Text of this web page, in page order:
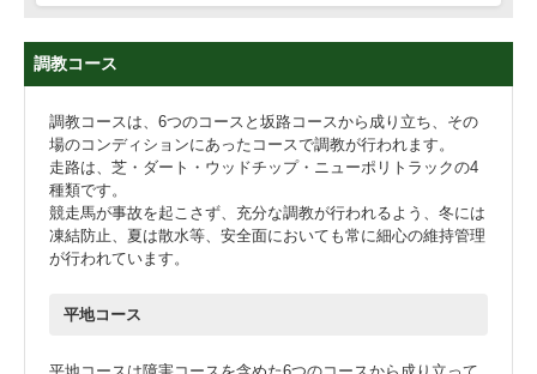
調教コース
調教コースは、6つのコースと坂路コースから成り立ち、その
場のコンディションにあったコースで調教が行われます。
走路は、芝・ダート・ウッドチップ・ニューポリトラックの4
種類です。
競走馬が事故を起こさず、充分な調教が行われるよう、冬には
凍結防止、夏は散水等、安全面においても常に細心の維持管理
が行われています。
平地コース